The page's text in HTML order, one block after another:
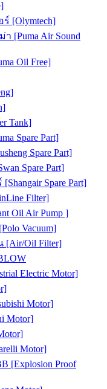
[Olymtech]
[Puma Air Sound
Oil Free]
Tank]
Spare Part]
Spare Part]
Spare Part]
Spare Part]
Filter]
Oil Air Pump ]
Vacuum]
[Air/Oil Filter]
Electric Motor]
Motor]
Motor]
Motor]
[Explosion Proof